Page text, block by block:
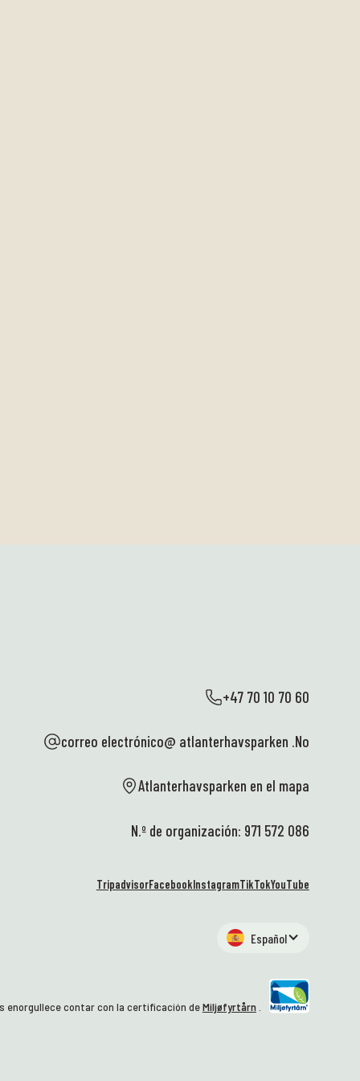
+47 70 10 70 60
correo electrónico@ atlanterhavsparken .No
Atlanterhavsparken en el mapa
N.º de organización: 971 572 086
TripadvisorFacebookInstagramTikTokYouTube
Español
enorgullece contar con la certificación deMiljøfyrtårn.